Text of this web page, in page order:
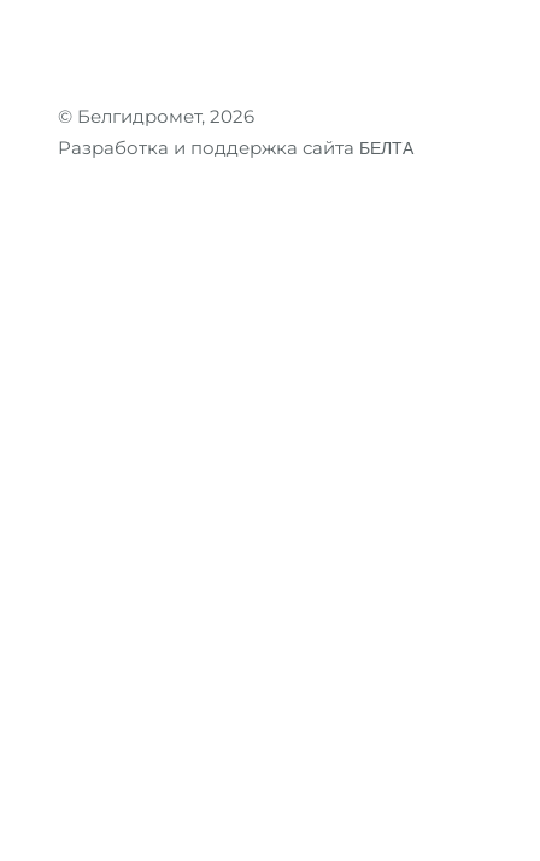
© Белгидромет, 2026
Разработка и поддержка сайта БЕЛТА